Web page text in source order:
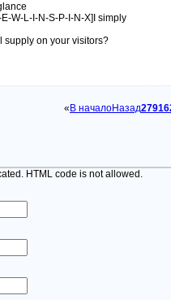
W-L-I-N-S-P-I-N-X]I simply
supply on your visitors?
« В началоНазад27916
HTML code is not allowed.